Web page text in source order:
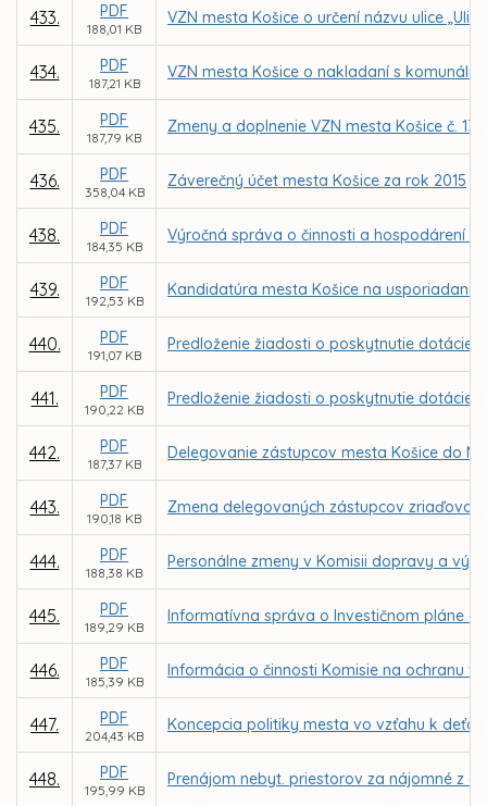
433. PDF
188,01 KB
VZN mesta Košice o určení názvu ulice
434. PDF
187,21 KB
VZN mesta Košice o nakladaní s
435. PDF
187,79 KB
Zmeny a doplnenie VZN mesta Košice č.
436. PDF
358,04 KB
Záverečný účet mesta Košice za rok 2015
438. PDF
184,35 KB
Výročná správa o činnosti a hospodárení
439. PDF
192,53 KB
Kandidatúra mesta Košice na usporiadanie
440. PDF
191,07 KB
Predloženie žiadosti o poskytnutie dotácie
441. PDF
190,22 KB
Predloženie žiadosti o poskytnutie dotácie
442. PDF
187,37 KB
Delegovanie zástupcov mesta Košice do
443. PDF
190,18 KB
Zmena delegovaných zástupcov
444. PDF
188,38 KB
Personálne zmeny v Komisii dopravy a
445. PDF
189,29 KB
Informatívna správa o Investičnom pláne
446. PDF
185,39 KB
Informácia o činnosti Komisie na ochranu
447. PDF
204,43 KB
Koncepcia politiky mesta vo vzťahu k
448. PDF
195,99 KB
Prenájom nebyt. priestorov za nájomné z